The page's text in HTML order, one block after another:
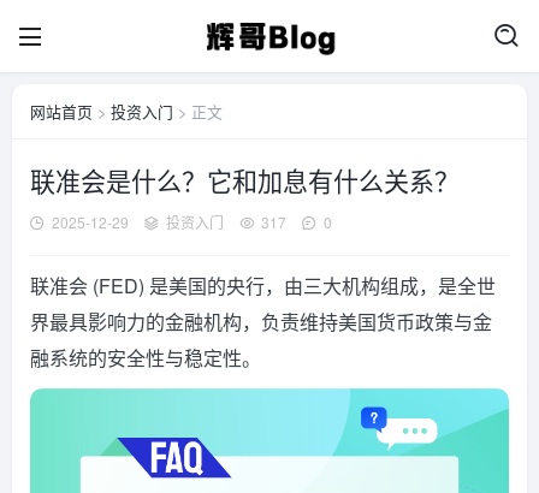
网站首页 > 投资入门 > 正文
联准会是什么？它和加息有什么关系？
2025-12-29 投资入门 317 0
联准会 (FED) 是美国的央行，由三大机构组成，是全世
界最具影响力的金融机构，负责维持美国货币政策与金
融系统的安全性与稳定性。